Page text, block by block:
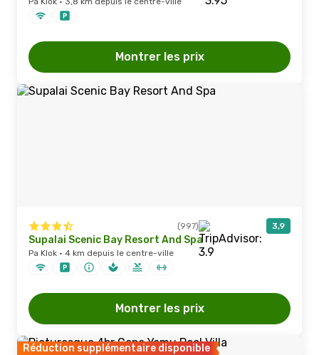
Montrer les prix
(997) 3,9
Supalai Scenic Bay Resort And Spa
Pa Klok · 4 km depuis le centre-ville
Montrer les prix
Réduction supplémentaire disponible